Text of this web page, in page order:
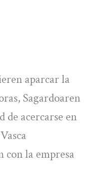
aparcar la
Sagardoaren
de acercarse en
con la empresa